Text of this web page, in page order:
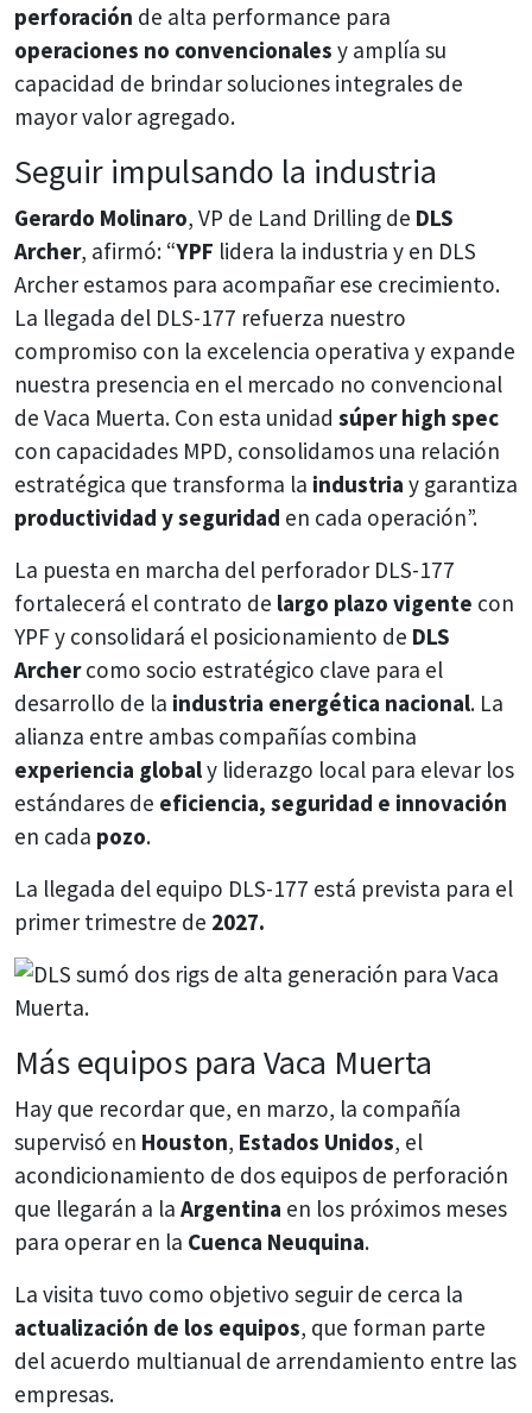
perforación de alta performance para
operaciones no convencionales y amplía su
capacidad de brindar soluciones integrales de
mayor valor agregado.
Seguir impulsando la industria
Gerardo Molinaro, VP de Land Drilling de DLS
Archer, afirmó: “YPF lidera la industria y en DLS
Archer estamos para acompañar ese crecimiento.
La llegada del DLS-177 refuerza nuestro
compromiso con la excelencia operativa y expande
nuestra presencia en el mercado no convencional
de Vaca Muerta. Con esta unidad súper high spec
con capacidades MPD, consolidamos una relación
estratégica que transforma la industria y garantiza
productividad y seguridad en cada operación”.
La puesta en marcha del perforador DLS-177
fortalecerá el contrato de largo plazo vigente con
YPF y consolidará el posicionamiento de DLS
Archercomo socio estratégico clave para el
desarrollo de la industria energética nacional. La
alianza entre ambas compañías combina
experiencia globaly liderazgo local para elevar los
estándares de eficiencia, seguridad e innovación
en cada pozo.
La llegada del equipo DLS-177 está prevista para el
primer trimestre de 2027.
Más equipos para Vaca Muerta
Hay que recordar que, en marzo, la compañía
supervisó en Houston, Estados Unidos, el
acondicionamiento de dos equipos de perforación
que llegarán a la Argentina en los próximos meses
para operar en la Cuenca Neuquina.
La visita tuvo como objetivo seguir de cerca la
actualización de los equipos, que forman parte
del acuerdo multianual de arrendamiento entre las
empresas.